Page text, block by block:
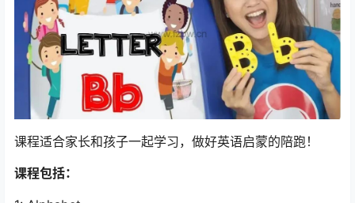
课程适合家长和孩子一起学习，做好英语启蒙的陪跑！
课程包括：